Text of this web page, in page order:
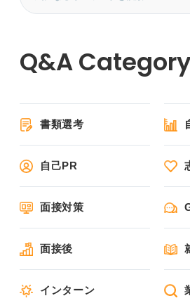
書類選考
自己PR
面接対策
面接後
インターン